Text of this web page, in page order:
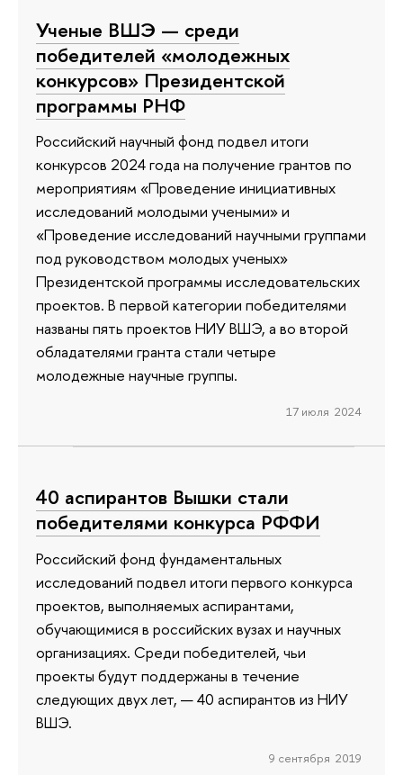
Ученые ВШЭ — среди
победителей «молодежных
конкурсов» Президентской
программы РНФ
Российский научный фонд подвел итоги
конкурсов 2024 года на получение грантов по
мероприятиям «Проведение инициативных
исследований молодыми учеными» и
«Проведение исследований научными группами
под руководством молодых ученых»
Президентской программы исследовательских
проектов. В первой категории победителями
названы пять проектов НИУ ВШЭ, а во второй
обладателями гранта стали четыре
молодежные научные группы.
17 июля 2024
40 аспирантов Вышки стали
победителями конкурса РФФИ
Российский фонд фундаментальных
исследований подвел итоги первого конкурса
проектов, выполняемых аспирантами,
обучающимися в российских вузах и научных
организациях. Среди победителей, чьи
проекты будут поддержаны в течение
следующих двух лет, — 40 аспирантов из НИУ
ВШЭ.
9 сентября 2019